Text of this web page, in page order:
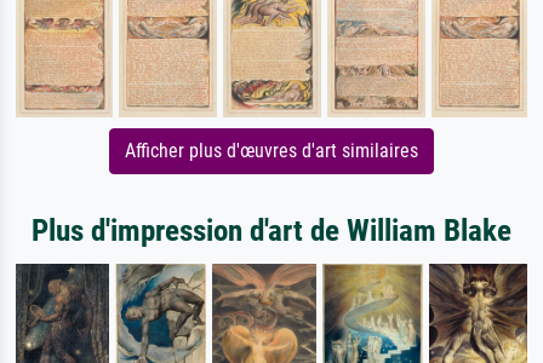
Afficher plus d'œuvres d'art similaires
Plus d'impression d'art de William Blake